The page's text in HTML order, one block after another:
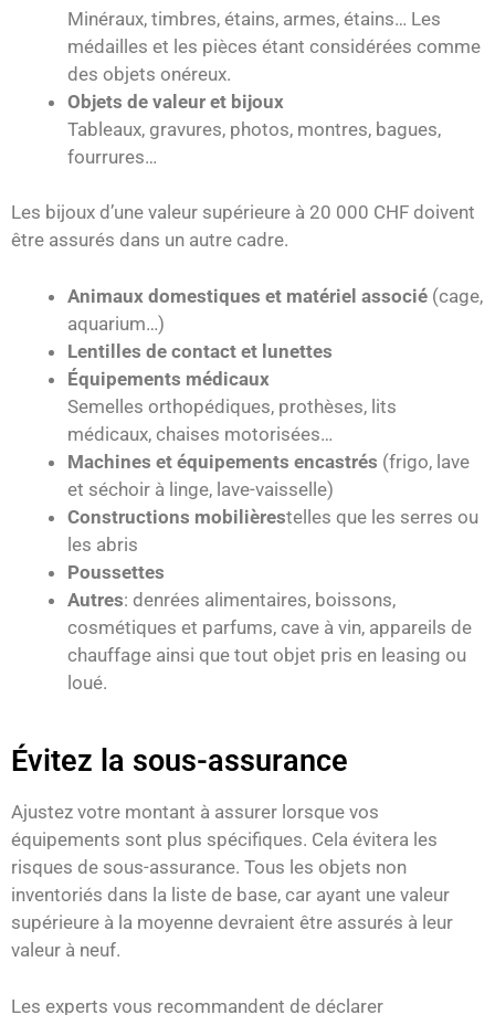
Minéraux, timbres, étains, armes, étains… Les
médailles et les pièces étant considérées comme
des objets onéreux.
Objets de valeur et bijoux
Tableaux, gravures, photos, montres, bagues,
fourrures…
Les bijoux d’une valeur supérieure à 20 000 CHF doivent
être assurés dans un autre cadre.
Animaux domestiques et matériel associé (cage,
aquarium…)
Lentilles de contact et lunettes
Équipements médicaux
Semelles orthopédiques, prothèses, lits
médicaux, chaises motorisées…
Machines et équipements encastrés (frigo, lave
et séchoir à linge, lave-vaisselle)
Constructions mobilièrestelles que les serres ou
les abris
Poussettes
Autres: denrées alimentaires, boissons,
cosmétiques et parfums, cave à vin, appareils de
chauffage ainsi que tout objet pris en leasing ou
loué.
Évitez la sous-assurance
Ajustez votre montant à assurer lorsque vos
équipements sont plus spécifiques. Cela évitera les
risques de sous-assurance. Tous les objets non
inventoriés dans la liste de base, car ayant une valeur
supérieure à la moyenne devraient être assurés à leur
valeur à neuf.
Les experts vous recommandent de déclarer